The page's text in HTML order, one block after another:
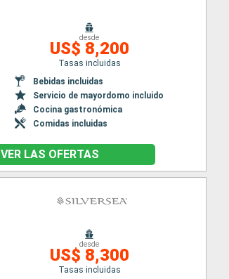
desde
US$ 8,200
Tasas incluidas
Bebidas incluidas
Servicio de mayordomo incluido
Cocina gastronómica
Comidas incluidas
VER LAS OFERTAS
desde
US$ 8,300
Tasas incluidas